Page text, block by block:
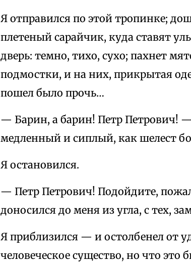
Я отправился по этой тропинке;
плетеный сарайчик, куда ставят
дверь: темно, тихо, сухо; пахнет
подмостки, и на них, прикрытая
пошел было прочь…
— Барин, а барин! Петр Петрович!
медленный и сиплый, как шелест
Я остановился.
— Петр Петрович! Подойдите,
доносился до меня из угла, с тех,
Я приблизился — и остолбенел от
человеческое существо, но что это